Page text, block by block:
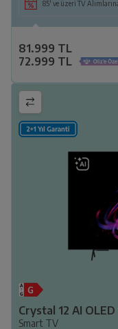
85' ve üzeri TV
81.999 TL
72.999 TL
Smart TV